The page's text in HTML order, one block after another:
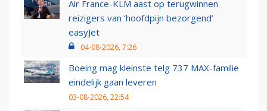
Air France-KLM aast op terugwinnen
reizigers van ‘hoofdpijn bezorgend’
easyJet
04-08-2026, 7:26
Boeing mag kleinste telg 737 MAX-familie
eindelijk gaan leveren
03-08-2026, 22:54